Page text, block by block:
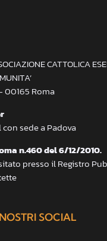
CATTOLICA
00165 Roma
sede a Padova
n.460 del 6/12/2010.
presso il Registro
SOCIAL